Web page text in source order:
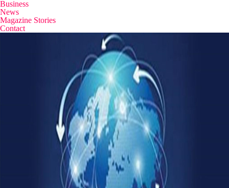
Business
News
Magazine Stories
Contact